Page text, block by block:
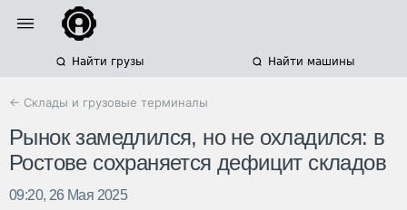
Найти грузы Найти машины
← Склады и грузовые терминалы
Рынок замедлился, но не охладился: в
Ростове сохраняется дефицит складов
09:20, 26 Мая 2025